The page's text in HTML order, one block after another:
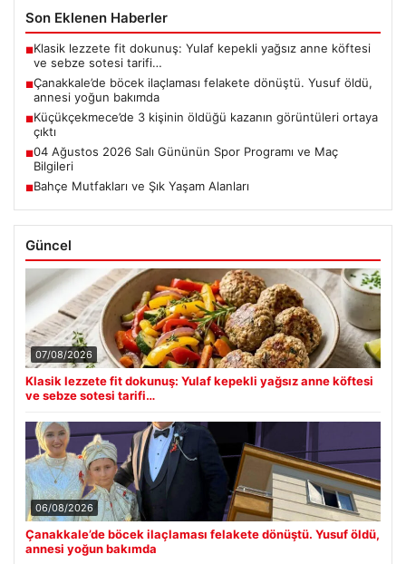
Son Eklenen Haberler
■Klasik lezzete fit dokunuş: Yulaf kepekli yağsız anne köftesi
ve sebze sotesi tarifi…
■Çanakkale’de böcek ilaçlaması felakete dönüştü. Yusuf öldü,
annesi yoğun bakımda
■Küçükçekmece’de 3 kişinin öldüğü kazanın görüntüleri ortaya
çıktı
■04 Ağustos 2026 Salı Gününün Spor Programı ve Maç
Bilgileri
■Bahçe Mutfakları ve Şık Yaşam Alanları
Güncel
07/08/2026
Klasik lezzete fit dokunuş: Yulaf kepekli yağsız anne köftesi
ve sebze sotesi tarifi…
06/08/2026
Çanakkale’de böcek ilaçlaması felakete dönüştü. Yusuf öldü,
annesi yoğun bakımda